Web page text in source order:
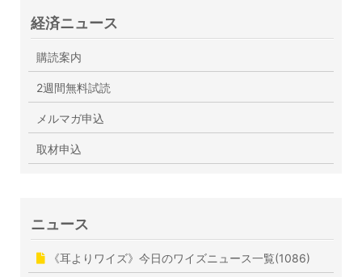
経済ニュース
購読案内
2週間無料試読
メルマガ申込
取材申込
ニュース
《耳よりワイズ》今日のワイズニュース一覧(1086)